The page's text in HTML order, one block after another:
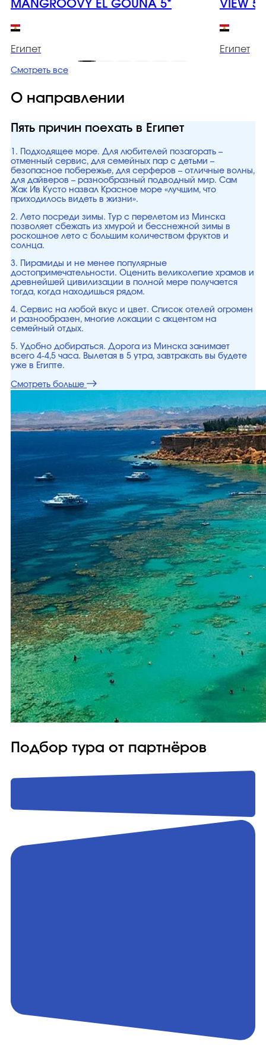
MANGROOVY EL GOUNA 5*
Египет
VIEW 5*
Египет
Смотреть все
О направлении
Пять причин поехать в Египет
1. Подходящее море. Для любителей позагорать –
отменный сервис, для семейных пар с детьми –
безопасное побережье, для серферов – отличные волны,
для дайверов – разнообразный подводный мир. Сам
Жак Ив Кусто назвал Красное море «лучшим, что
приходилось видеть в жизни».
2. Лето посреди зимы. Тур с перелетом из Минска
позволяет сбежать из хмурой и бесснежной зимы в
роскошное лето с большим количеством фруктов и
солнца.
3. Пирамиды и не менее популярные
достопримечательности. Оценить великолепие храмов и
древнейшей цивилизации в полной мере получается
тогда, когда находишься рядом.
4. Сервис на любой вкус и цвет. Список отелей огромен
и разнообразен, многие локации с акцентом на
семейный отдых.
5. Удобно добираться. Дорога из Минска занимает
всего 4-4,5 часа. Вылетая в 5 утра, завтракать вы будете
уже в Египте.
Смотреть больше
Подбор тура от партнёров